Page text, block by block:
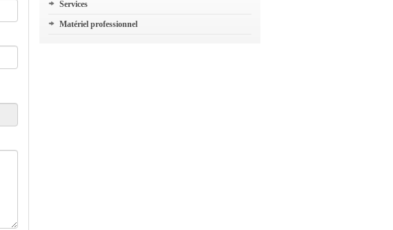
Services
Matériel professionnel